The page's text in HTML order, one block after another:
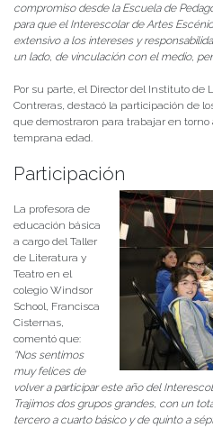
compromiso desde la Escuela de
para que el Interescolar de Artes
extensivo a los intereses y
un lado, de vinculación con el medio,
Por su parte, el Director del Instituto
Contreras, destacó la participación de
que demostraron para trabajar en
temprana edad.
Participación
La profesora de
educación básica
a cargo del Taller
de Literatura y
Teatro en el
colegio Windsor
School, Francisca
Cisternas,
comentó que:
“Nos sentimos
muy felices de
volver a participar este año del
Trajimos dos grupos grandes, con un
tercero a cuarto básico y de quinto a